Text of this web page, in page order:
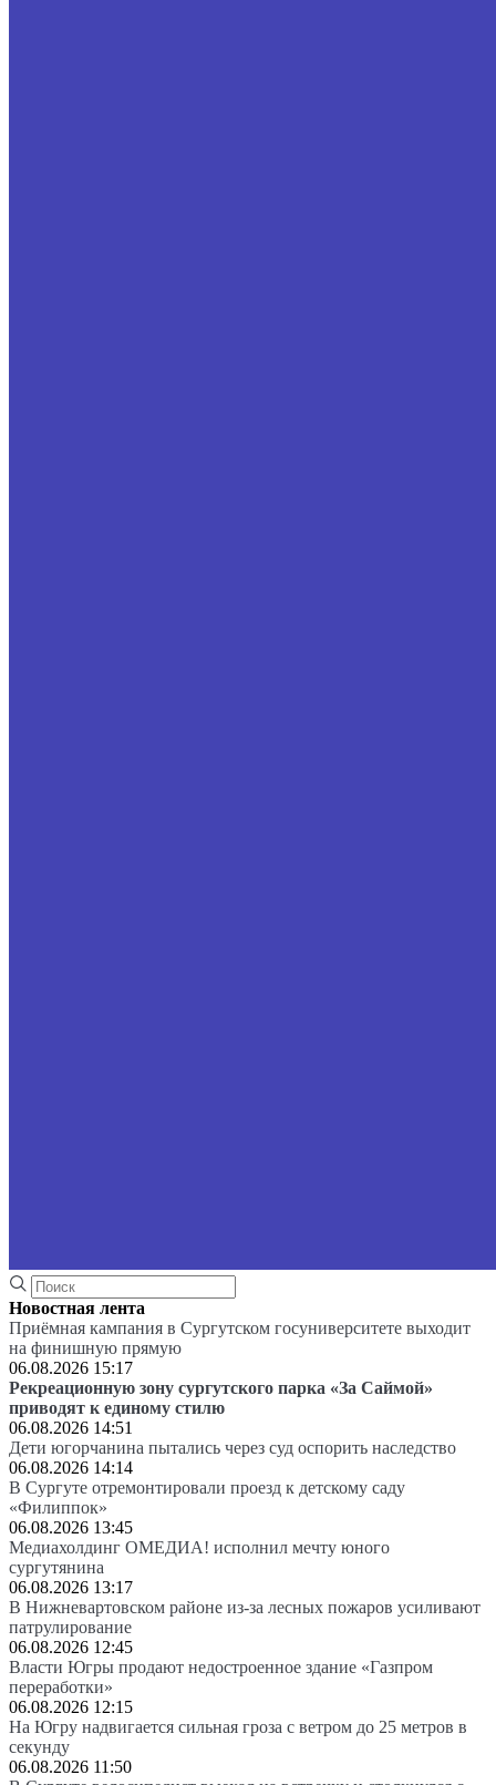
Новостная лента
Приёмная кампания в Сургутском госуниверситете выходит
на финишную прямую
06.08.2026 15:17
Рекреационную зону сургутского парка «За Саймой»
приводят к единому стилю
06.08.2026 14:51
Дети югорчанина пытались через суд оспорить наследство
06.08.2026 14:14
В Сургуте отремонтировали проезд к детскому саду
«Филиппок»
06.08.2026 13:45
Медиахолдинг ОМЕДИА! исполнил мечту юного
сургутянина
06.08.2026 13:17
В Нижневартовском районе из-за лесных пожаров усиливают
патрулирование
06.08.2026 12:45
Власти Югры продают недостроенное здание «Газпром
переработки»
06.08.2026 12:15
На Югру надвигается сильная гроза с ветром до 25 метров в
секунду
06.08.2026 11:50